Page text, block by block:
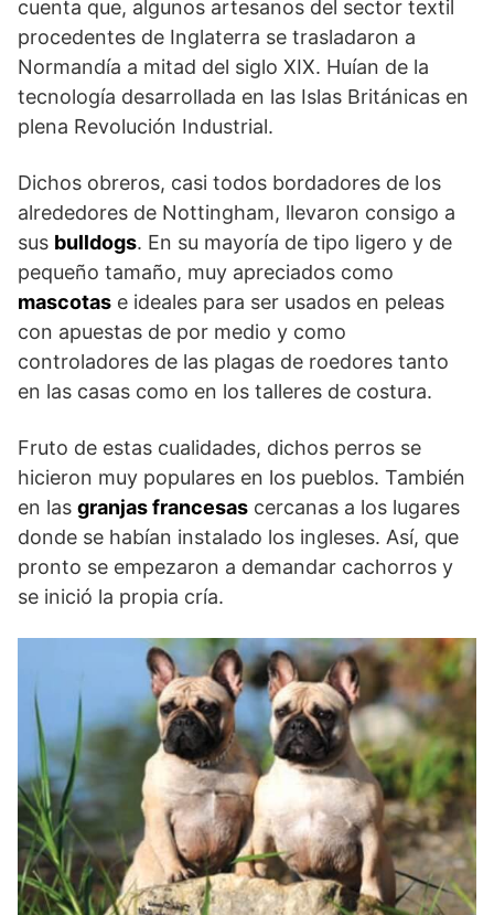
cuenta que, algunos artesanos del sector textil
procedentes de Inglaterra se trasladaron a
Normandía a mitad del siglo XIX. Huían de la
tecnología desarrollada en las Islas Británicas en
plena Revolución Industrial.
Dichos obreros, casi todos bordadores de los
alrededores de Nottingham, llevaron consigo a
sus bulldogs. En su mayoría de tipo ligero y de
pequeño tamaño, muy apreciados como
mascotas e ideales para ser usados en peleas
con apuestas de por medio y como
controladores de las plagas de roedores tanto
en las casas como en los talleres de costura.
Fruto de estas cualidades, dichos perros se
hicieron muy populares en los pueblos. También
en las granjas francesas cercanas a los lugares
donde se habían instalado los ingleses. Así, que
pronto se empezaron a demandar cachorros y
se inició la propia cría.